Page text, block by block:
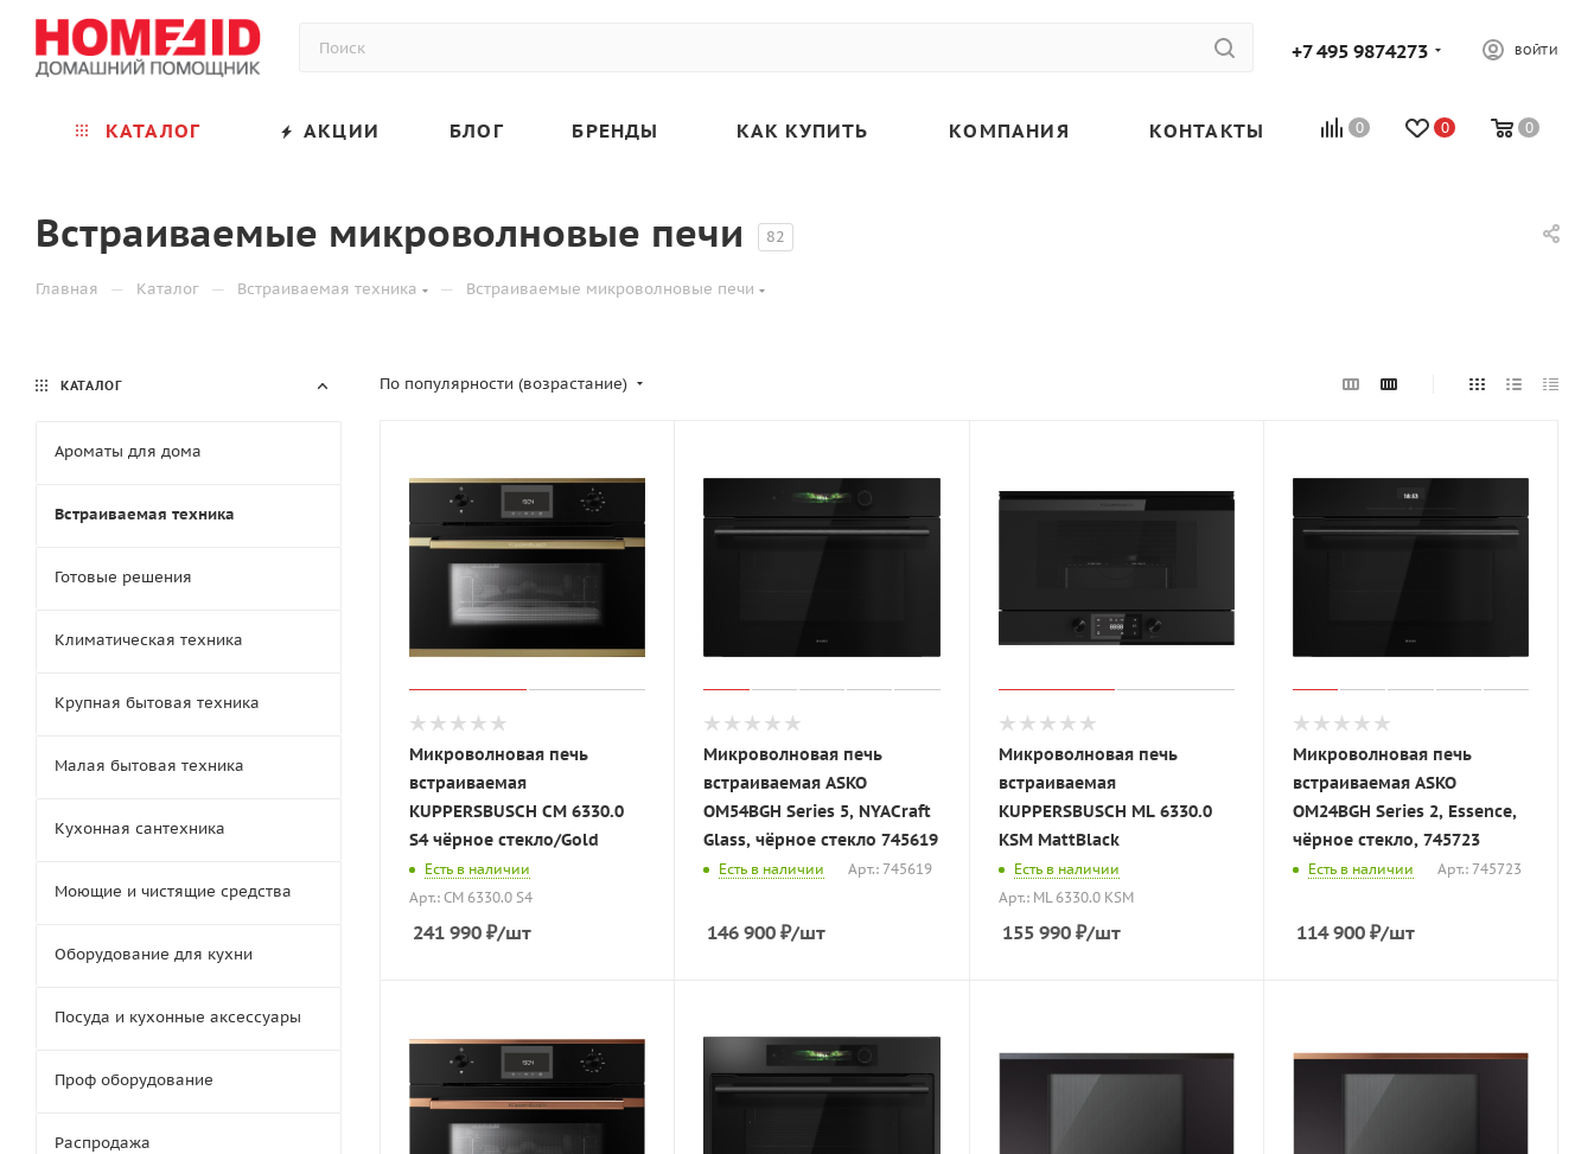
+7 495 9874273 ВОЙТИ
0 0 0
КАТАЛОГ АКЦИИ БЛОГ БРЕНДЫ КАК КУПИТЬ КОМПАНИЯ КОНТАКТЫ
Встраиваемые микроволновые печи 82
Главная — Каталог — Встраиваемая техника — Встраиваемые микроволновые печи
По популярности (возрастание)
Микроволновая печь
встраиваемая
KUPPERSBUSCH CM 6330.0
S4 чёрное стекло/Gold
Есть в наличии
Арт.: CM 6330.0 S4
241 990 ₽/шт
Микроволновая печь
встраиваемая ASKO
OM54BGH Series 5, NYACraft
Glass, чёрное стекло 745619
Есть в наличии Арт.: 745619
146 900 ₽/шт
Микроволновая печь
встраиваемая
KUPPERSBUSCH ML 6330.0
KSM MattBlack
Есть в наличии
Арт.: ML 6330.0 KSM
155 990₽/шт
Микроволновая печь
встраиваемая ASKO
OM24BGH Series 2, Essence,
чёрное стекло, 745723
Есть в наличии Арт.: 745723
114 900₽/шт
КАТАЛОГ
Ароматы для дома
Встраиваемая техника
Готовые решения
Климатическая техника
Крупная бытовая техника
Малая бытовая техника
Кухонная сантехника
Моющие и чистящие средства
Оборудование для кухни
Посуда и кухонные аксессуары
Проф оборудование
Распродажа